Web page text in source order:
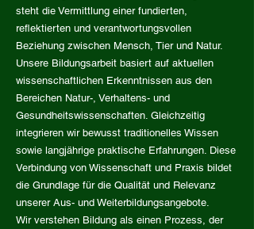
steht die Vermittlung einer fundierten,
reflektierten und verantwortungsvollen
Beziehung zwischen Mensch, Tier und Natur.
Unsere Bildungsarbeit basiert auf aktuellen
wissenschaftlichen Erkenntnissen aus den
Bereichen Natur-, Verhaltens- und
Gesundheitswissenschaften. Gleichzeitig
integrieren wir bewusst traditionelles Wissen
sowie langjährige praktische Erfahrungen. Diese
Verbindung von Wissenschaft und Praxis bildet
die Grundlage für die Qualität und Relevanz
unserer Aus- und Weiterbildungsangebote.
Wir verstehen Bildung als einen Prozess, der